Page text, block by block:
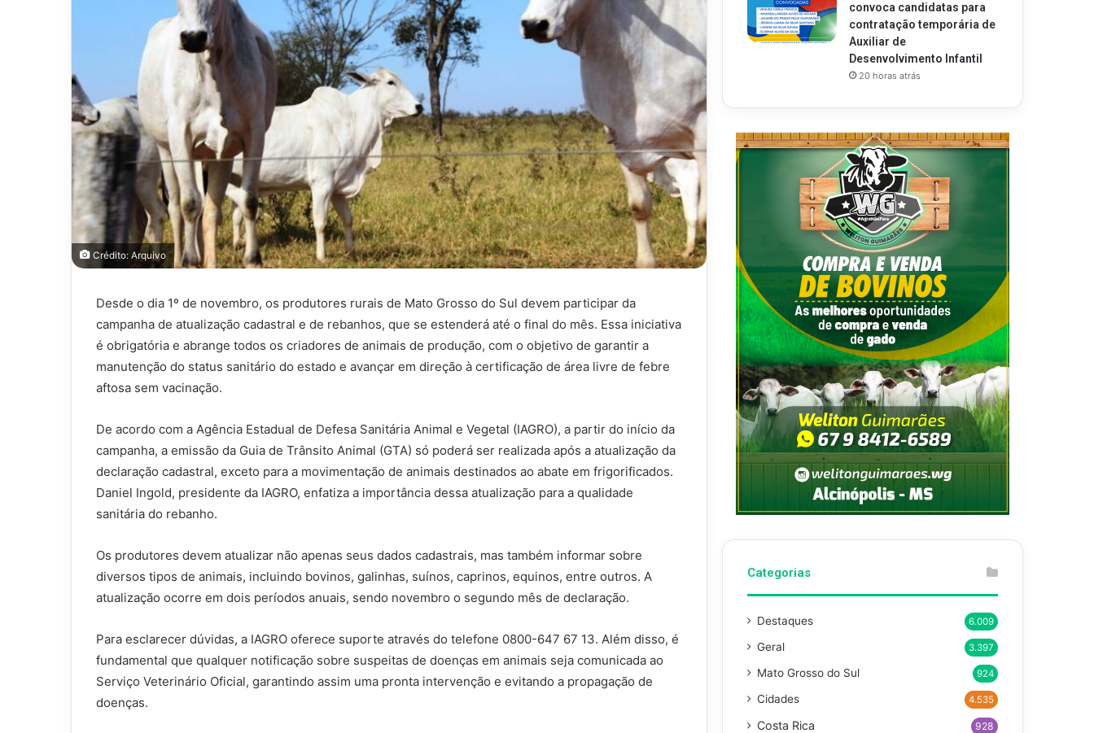
Crédito: Arquivo
Desde o dia 1º de novembro, os produtores rurais de Mato Grosso do Sul devem participar da
campanha de atualização cadastral e de rebanhos, que se estenderá até o final do mês. Essa iniciativa
é obrigatória e abrange todos os criadores de animais de produção, com o objetivo de garantir a
manutenção do status sanitário do estado e avançar em direção à certificação de área livre de febre
aftosa sem vacinação.
De acordo com a Agência Estadual de Defesa Sanitária Animal e Vegetal (IAGRO), a partir do início da
campanha, a emissão da Guia de Trânsito Animal (GTA) só poderá ser realizada após a atualização da
declaração cadastral, exceto para a movimentação de animais destinados ao abate em frigorificados.
Daniel Ingold, presidente da IAGRO, enfatiza a importância dessa atualização para a qualidade
sanitária do rebanho.
Os produtores devem atualizar não apenas seus dados cadastrais, mas também informar sobre
diversos tipos de animais, incluindo bovinos, galinhas, suínos, caprinos, equinos, entre outros. A
atualização ocorre em dois períodos anuais, sendo novembro o segundo mês de declaração.
Para esclarecer dúvidas, a IAGRO oferece suporte através do telefone 0800-647 67 13. Além disso, é
fundamental que qualquer notificação sobre suspeitas de doenças em animais seja comunicada ao
Serviço Veterinário Oficial, garantindo assim uma pronta intervenção e evitando a propagação de
doenças.
convoca candidatas para
contratação temporária de
Auxiliar de
Desenvolvimento Infantil
20 horas atrás
Categorias
Destaques 6.009
Geral 3.397
Mato Grosso do Sul 924
Cidades 4.535
Costa Rica 928